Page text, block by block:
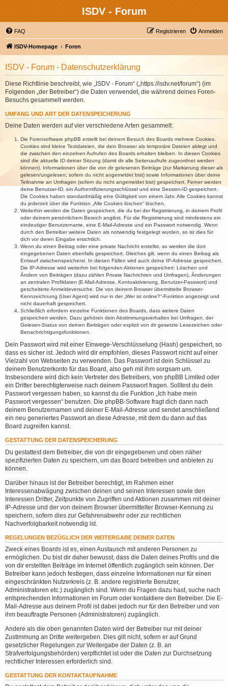
ISDV - Forum
FAQ Anmelden
Registrieren
ISDV-Homepage Foren
ISDV - Forum - Datenschutzerklärung
Diese Richtlinie beschreibt, wie „ISDV - Forum“ („https://isdv.net/forum“) (im
Folgenden „der Betreiber“) die Daten verwendet, die während deines Foren-
Besuchs gesammelt werden.
UMFANG UND ART DER DATENSPEICHERUNG
Deine Daten werden auf vier verschiedene Arten gesammelt:
Die Forensoftware phpBB erstellt bei deinem Besuch des Boards mehrere Cookies.
Cookies sind kleine Textdateien, die dein Browser als temporäre Dateien ablegt und
die zwischen den einzelnen Aufrufen des Boards erhalten bleiben. In diesen Cookies
sind die aktuelle ID deiner Sitzung (damit dir alle Seitenaufrufe zugeordnet werden
können), Informationen über die von dir gelesenen Beiträge (zur Markierung dieser als
gelesen/ungelesen; sofern du nicht angemeldet bist) sowie Informationen über deine
Teilnahme an Umfragen (sofern du nicht angemeldet bist) gespeichert. Ferner werden
deine Benutzer-ID, ein Authentifizierungsschlüssel und eine Session-ID gespeichert.
Die Cookies haben standardmäßig eine Gültigkeit von einem Jahr. Alle Cookies kannst
du jederzeit über die Funktion „Alle Cookies löschen“ löschen.
Weiterhin werden die Daten gespeichert, die du bei der Registrierung, in deinem Profil
oder deinem persönlichem Bereich angibst. Für die Registrierung sind mindestens ein
eindeutiger Benutzername, eine E-Mail-Adresse und ein Passwort notwendig. Wenn
durch den Betreiber weitere Daten als notwendig festgelegt wurden, so ist dies für
dich vor deren Eingabe ersichtlich.
Wenn du einen Beitrag oder eine private Nachricht erstellst, so werden die dort
eingegebenen Daten ebenfalls gespeichert. Gleiches gilt, wenn du einen Beitrag als
Entwurf zwischenspeicherst. In diesen Fällen wird auch deine IP-Adresse gespeichert.
Die IP-Adresse wird weiterhin bei folgenden Aktionen gespeichert: Löschen und
Ändern von Beiträgen (dazu zählen Private Nachrichten und Umfragen), Änderungen
an zentralen Profildaten (E-Mail-Adresse, Kontoaktivierung, Benutzer-Passwort) und
gescheiterte Anmeldeversuche. Die von deinem Browser übermittelte Browser-
Kennzeichnung (User Agent) wird nur in der „Wer ist online?“-Funktion angezeigt und
nicht dauerhaft gespeichert.
Schließlich erfordern einzelne Funktionen des Boards, dass weitere Daten
gespeichert werden. Dazu gehören dein Abstimmungsverhalten bei Umfragen, der
Gelesen-Status von deinen Beiträgen oder explizit von dir gesetzte Lesezeichen oder
Benachrichtigungsfunktionen.
Dein Passwort wird mit einer Einwege-Verschlüsselung (Hash) gespeichert, so
dass es sicher ist. Jedoch wird dir empfohlen, dieses Passwort nicht auf einer
Vielzahl von Webseiten zu verwenden. Das Passwort ist dein Schlüssel zu
deinem Benutzerkonto für das Board, also geh mit ihm sorgsam um.
Insbesondere wird dich kein Vertreter des Betreibers, von phpBB Limited oder
ein Dritter berechtigterweise nach deinem Passwort fragen. Solltest du dein
Passwort vergessen haben, so kannst du die Funktion „Ich habe mein
Passwort vergessen“ benutzen. Die phpBB-Software fragt dich dann nach
deinem Benutzernamen und deiner E-Mail-Adresse und sendet anschließend
ein neu generiertes Passwort an diese Adresse, mit dem du dann auf das
Board zugreifen kannst.
GESTATTUNG DER DATENSPEICHERUNG
Du gestattest dem Betreiber, die von dir eingegebenen und oben näher
spezifizierten Daten zu speichern, um das Board betreiben und anbieten zu
können.
Darüber hinaus ist der Betreiber berechtigt, im Rahmen einer
Interessenabwägung zwischen deinen und seinen Interessen sowie den
Interessen Dritter, Zeitpunkte von Zugriffen und Aktionen zusammen mit deiner
IP-Adresse und der von deinem Browser übermittelter Browser-Kennung zu
speichern, sofern dies zur Gefahrenabwehr oder zur rechtlichen
Nachverfolgbarkeit notwendig ist.
REGELUNGEN BEZÜGLICH DER WEITERGABE DEINER DATEN
Zweck eines Boards ist es, einen Austausch mit anderen Personen zu
ermöglichen. Du bist dir daher bewusst, dass die Daten deines Profils und die
von dir erstellten Beiträge im Internet öffentlich zugänglich sein können. Der
Betreiber kann jedoch festlegen, dass einzelne Informationen nur für einen
eingeschränkten Nutzerkreis (z. B. andere registrierte Benutzer,
Administratoren etc.) zugänglich sind. Wenn du Fragen dazu hast, suche nach
entsprechenden Informationen im Forum oder kontaktiere den Betreiber. Die E-
Mail-Adresse aus deinem Profil ist dabei jedoch nur für den Betreiber und von
ihm beauftragte Personen (Administratoren) zugänglich.
Andere als die oben genannten Daten wird der Betreiber nur mit deiner
Zustimmung an Dritte weitergeben. Dies gilt nicht, sofern er auf Grund
gesetzlicher Regelungen zur Weitergabe der Daten (z. B. an
Strafverfolgungsbehörden) verpflichtet ist oder die Daten zur Durchsetzung
rechtlicher Interessen erforderlich sind.
GESTATTUNG DER KONTAKTAUFNAHME